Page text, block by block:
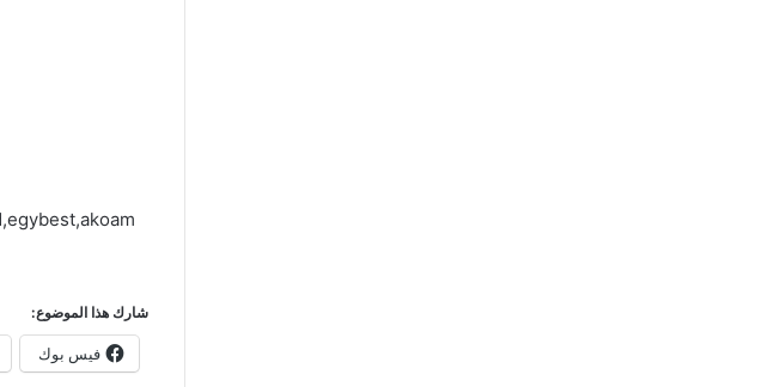
شارك هذا الموضوع:
فيس بوك